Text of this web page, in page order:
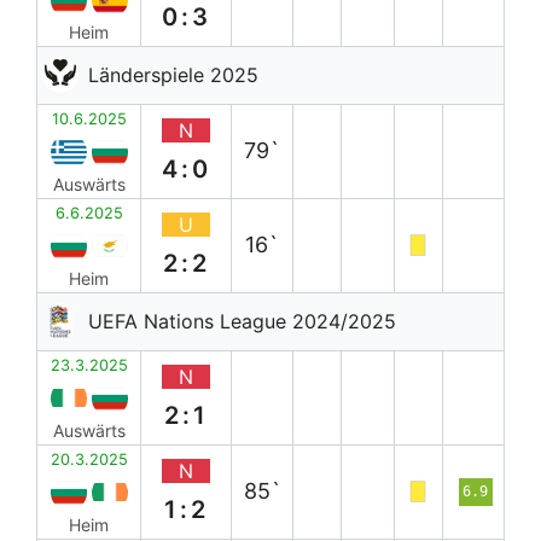
Heim
0:3
Länderspiele 2025
10.6.2025
Auswärts
N
4:0
79`
6.6.2025
Heim
U
2:2
16`
UEFA Nations League 2024/2025
23.3.2025
Auswärts
N
2:1
20.3.2025
Heim
N
1:2
85` 6.9